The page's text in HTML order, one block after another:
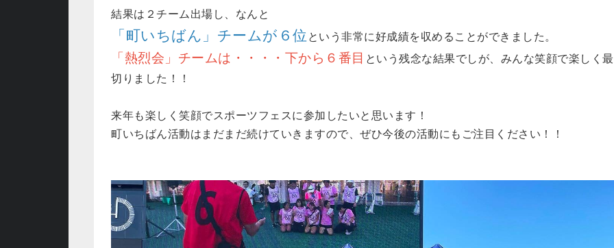
結果は２チーム出場し、なんと
「町いちばん」チームが６位 という非常に好成績を収めることができました。
「熱烈会」チームは・・・・下から６番目 という残念な結果でしが、みんな笑顔で楽しく
切りました！！
来年も楽しく笑顔でスポーツフェスに参加したいと思います！
町いちばん活動はまだまだ続けていきますので、ぜひ今後の活動にもご注目ください！！